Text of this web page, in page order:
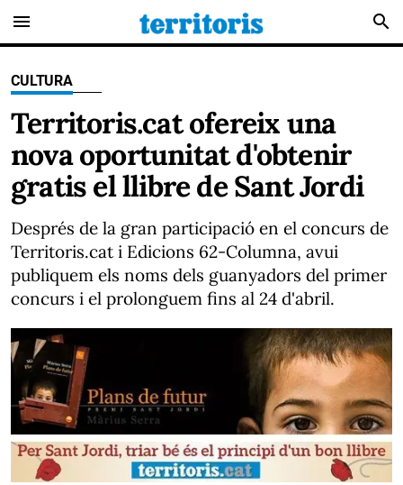
menu search
CULTURA
Territoris.cat ofereix una
nova oportunitat d'obtenir
gratis el llibre de Sant Jordi
Després de la gran participació en el concurs de
Territoris.cat i Edicions 62-Columna, avui
publiquem els noms dels guanyadors del primer
concurs i el prolonguem fins al 24 d'abril.